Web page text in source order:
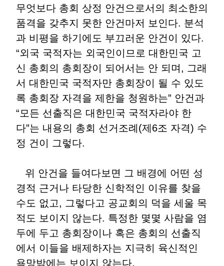
무엇보다 총회 상정 안건으로서의 최소한의
품격을 갖추지 못한 안건마저 보인다. 분석
과 비평을 하기에도 부끄러운 안건이 있다.
“외국 국적자는 외국인이므로 대한민국 고
신 총회의 총회장이 되어서는 안 되며, 그래
서 대한민국 국적자만 총회장이 될 수 있도
록 총회장 자격을 제한을 청원하는” 안건과
“모든 선출직은 대한민국 국적자라야 한
다”는 내용의 총회 선거조례(제6조 자격) 수
정 건이 그렇다.
위 안건을 들여다보면 그 배경에 어떤 성
경적 근거나 타당한 신학적인 이유를 찾을
수도 없고, 그렇다고 공교회의 덕을 세울 목
적도 보이지 않는다. 특정한 몇몇 사람을 염
두에 두고 총회장이나 혹은 총회의 선출직
에서 이들을 배제하자는 지극히 육신적인
욕망밖에는 보이지 않는다.